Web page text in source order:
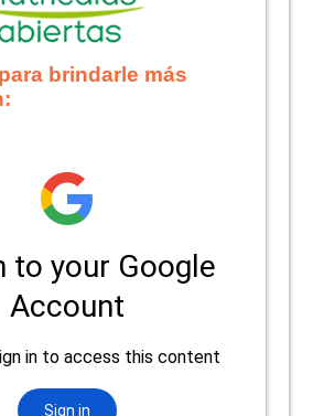
brindarle más